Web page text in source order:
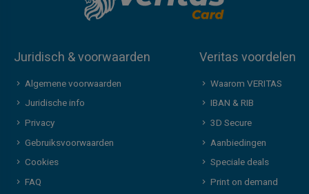
Juridisch & voorwaarden
Algemene voorwaarden
Juridische info
Privacy
Gebruiksvoorwaarden
Cookies
FAQ
Veritas voordelen
Waarom VERITAS
IBAN & RIB
3D Secure
Aanbiedingen
Speciale deals
Print on demand